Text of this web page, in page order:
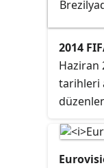
büyük
ordusu
2014
Haziran
tarihleri
FIFA